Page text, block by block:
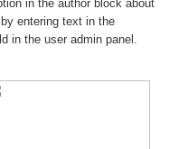
in the author block about
entering text in the
in the user admin panel.